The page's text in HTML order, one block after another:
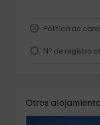
Política de
Nº de registro
Otros